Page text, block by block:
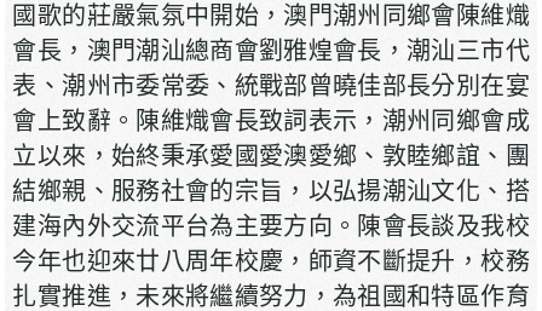
國歌的莊嚴氣氛中開始，澳門潮州同鄉會陳維熾
會長，澳門潮汕總商會劉雅煌會長，潮汕三市代
表、潮州市委常委、統戰部曾曉佳部長分別在宴
會上致辭。陳維熾會長致詞表示，潮州同鄉會成
立以來，始終秉承愛國愛澳愛鄉、敦睦鄉誼、團
結鄉親、服務社會的宗旨，以弘揚潮汕文化、搭
建海內外交流平台為主要方向。陳會長談及我校
今年也迎來廿八周年校慶，師資不斷提升，校務
扎實推進，未來將繼續努力，為祖國和特區作育